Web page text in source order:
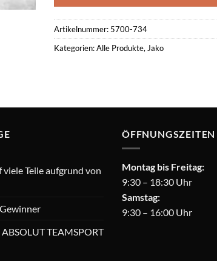
Artikelnummer: 5700-734
Kategorien:Alle Produkte, Jako
Teile aufgrund von
TEAMSPORT
ÖFFNUNGSZEITEN
Montag bis Freitag:
9:30 – 18:30 Uhr
Samstag:
9:30 – 16:00 Uhr